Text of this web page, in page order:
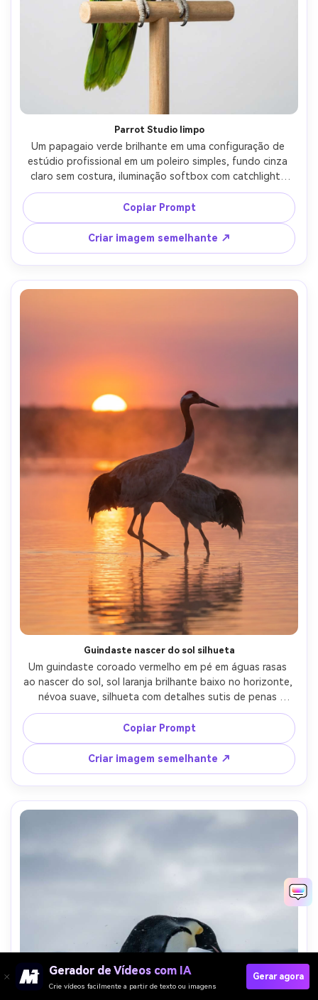
Parrot Studio limpo
Um papagaio verde brilhante em uma configuração de
estúdio profissional em um poleiro simples, fundo cinza
claro sem costura, iluminação softbox com catchlights
limpos, tirado em Sony A7R V com 85mm f/8, textura
fotorealista de penas, clareza estilo produto, bordas
nítidas, sombras mínimas-AR 4:5
Copiar Prompt
Criar imagem semelhante ↗
Guindaste nascer do sol silhueta
Um guindaste coroado vermelho em pé em águas rasas
ao nascer do sol, sol laranja brilhante baixo no horizonte,
névoa suave, silhueta com detalhes sutis de penas
preservados, tirado em Canon R6 com lente de 200mm,
composição cinematográfica, atmosfera fotorealista, céu
gradiente quente-AR 4:5
Copiar Prompt
Criar imagem semelhante ↗
Gerador de Vídeos com IA
Crie vídeos facilmente a partir de texto ou imagens
Gerar agora